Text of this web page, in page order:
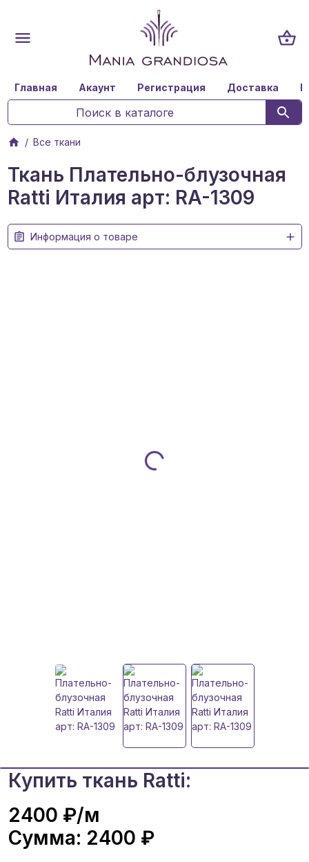
Главная Акаунт Регистрация Доставка
Все ткани
Ткань Плательно-блузочная
Ratti Италия арт: RA-1309
Информация о товаре
Купить ткань Ratti:
2400 ₽/м
Сумма: 2400 ₽